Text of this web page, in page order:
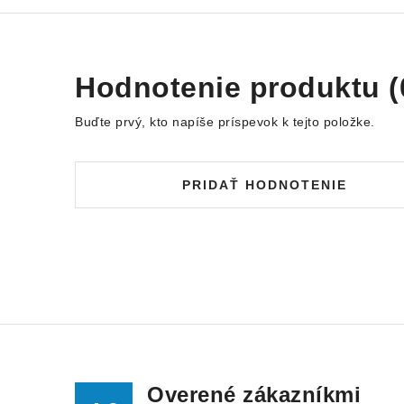
Hodnotenie produktu
Buďte prvý, kto napíše príspevok k tejto položke.
PRIDAŤ HODNOTENIE
Overené zákazníkmi